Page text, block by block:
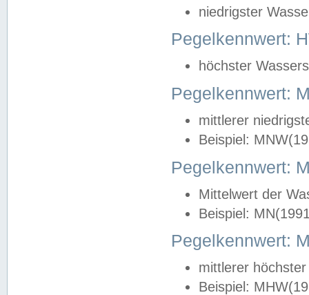
niedrigster
Pegelkennwert:
höchster
Pegelkennwert:
mittlerer
Beispiel:
Pegelkennwert:
Mittelwert der
Beispiel:
Pegelkennwert:
mittlerer
Beispiel: